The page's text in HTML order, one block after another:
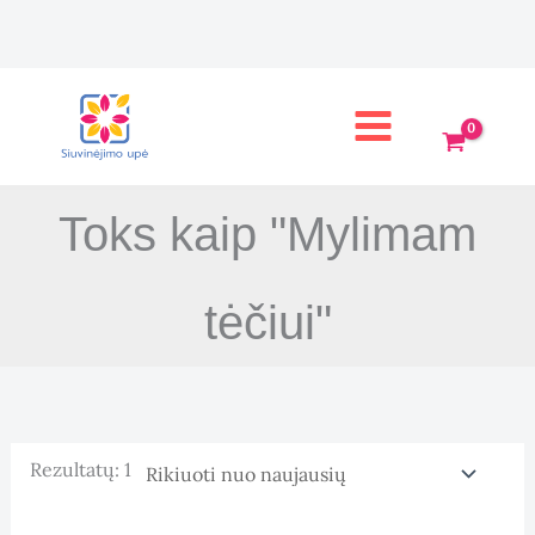
Toks kaip "Mylimam
tėčiui"
Rezultatų: 1